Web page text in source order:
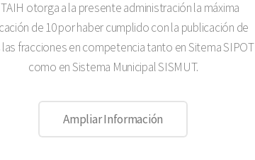
otorga a la presente administración la máxima
de 10 por haber cumplido con la publicación de
fracciones en competencia tanto en Sitema SIPOT
como en Sistema Municipal SISMUT.
Ampliar Información